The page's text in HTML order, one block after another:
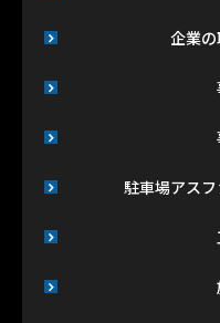
企業
駐車場アス